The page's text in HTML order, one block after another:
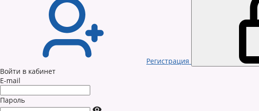
Регистрация
Войти в кабинет
E-mail
Пароль